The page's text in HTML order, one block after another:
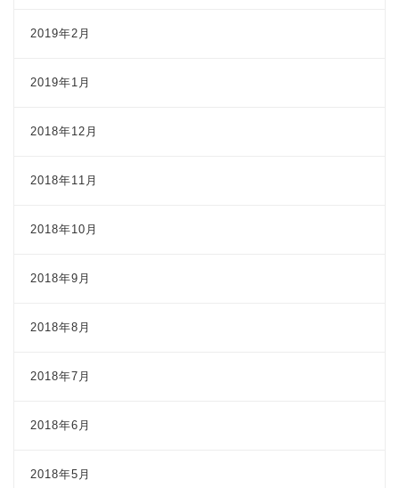
2019年2月
2019年1月
2018年12月
2018年11月
2018年10月
2018年9月
2018年8月
2018年7月
2018年6月
2018年5月